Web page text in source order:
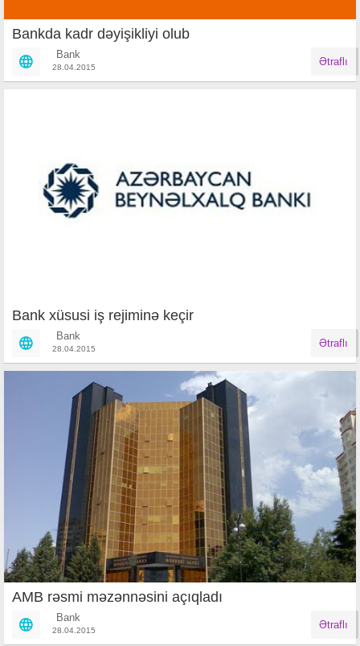
Bankda kadr dəyişikliyi olub
Bank
28.04.2015 Ətraflı
Bank xüsusi iş rejiminə keçir
Bank
28.04.2015 Ətraflı
AMB rəsmi məzənnəsini açıqladı
Bank
28.04.2015 Ətraflı